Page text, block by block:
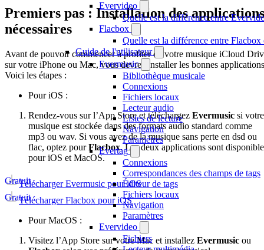
Evervideo
Quelle est la différence entre
Flacbox
Quelle est la différence entre
Guide de l'utilisateur
Evermusic
Bibliothèque musicale
Connexions
Fichiers locaux
Lecteur audio
Listes de lecture
Navigation
Paramètres
Evertag
Connexions
Correspondances des champs de tags
Éditeur de tags
Fichiers locaux
Navigation
Paramètres
Evervideo
Fichiers
Premiers pas : Installation des applications
nécessaires
Avant de pouvoir commencer à profiter de votre musique iCloud
sur votre iPhone ou Mac, vous devrez installer les bonnes
Voici les étapes :
Pour iOS :
Rendez-vous sur l’App Store et téléchargez Evermusic si votre
musique est stockée dans des formats audio standard comme
mp3 ou wav. Si vous avez de la musique sans perte en dsd ou
flac, optez pourFlacbox. Les deux applications sont
pour iOS et MacOS.
Télécharger Evermusic pour iOS
Gratuit
Télécharger Flacbox pour iOS
Gratuit
Pour MacOS :
Visitez l’App Store sur votre Mac et installez Evermusic ou